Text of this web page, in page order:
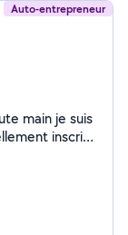
Auto-entrepreneur
main je suis
inscrit